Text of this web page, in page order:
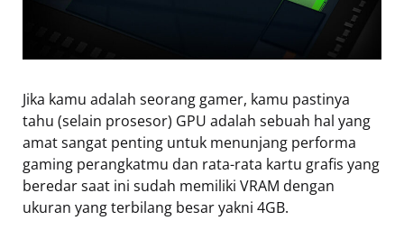
Jika kamu adalah seorang gamer, kamu pastinya
tahu (selain prosesor) GPU adalah sebuah hal yang
amat sangat penting untuk menunjang performa
gaming perangkatmu dan rata-rata kartu grafis yang
beredar saat ini sudah memiliki VRAM dengan
ukuran yang terbilang besar yakni 4GB.